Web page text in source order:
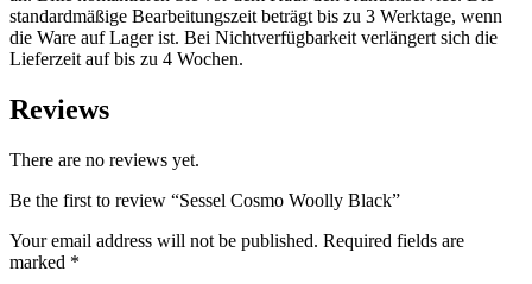
standardmäßige Bearbeitungszeit beträgt bis zu 3 Werktage, wenn
die Ware auf Lager ist. Bei Nichtverfügbarkeit verlängert sich die
Lieferzeit auf bis zu 4 Wochen.
Reviews
There are no reviews yet.
Be the first to review “Sessel Cosmo Woolly Black”
Your email address will not be published. Required fields are
marked *